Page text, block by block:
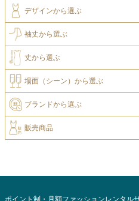
デザインから選ぶ
袖丈から選ぶ
丈から選ぶ
場面（シーン）から選ぶ
ブランドから選ぶ
販売商品
ポイント制・月額ファッションレンタル